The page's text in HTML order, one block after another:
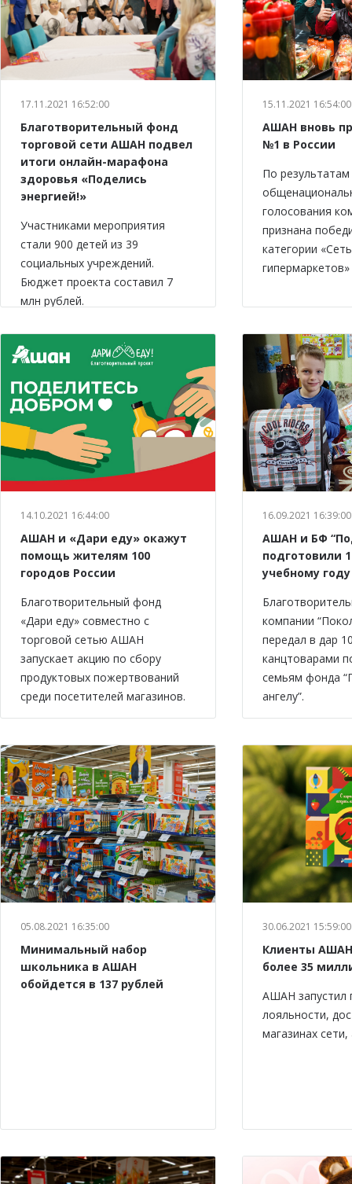
17.11.2021 16:52:00
Благотворительный фонд
торговой сети АШАН подвел
итоги онлайн-марафона
здоровья «Поделись
энергией!»
Участниками мероприятия
стали 900 детей из 39
социальных учреждений.
Бюджет проекта составил 7
млн рублей.
15.11.2021 16:54:00
АШАН вновь
№1 в России
По результатам
голосования
признана
категории «Сеть
14.10.2021 16:44:00
АШАН и «Дари еду» окажут
помощь жителям 100
городов России
Благотворительный фонд
«Дари еду» совместно с
торговой сетью АШАН
запускает акцию по сбору
продуктовых пожертвований
среди посетителей магазинов.
16.09.2021 16:39:00
АШАН и БФ
подготовили
учебному году
компании
передал в дар
канцтоварами
семьям фонда
ангелу”.
05.08.2021 16:35:00
Минимальный набор
школьника в АШАН
обойдется в 137 рублей
30.06.2021 15:59:00
Клиенты
более 35
АШАН запустил
лояльности,
магазинах